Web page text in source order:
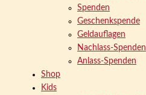
Spenden
Geschenkspende
Geldauflagen
Nachlass-Spenden
Anlass-Spenden
Shop
Kids